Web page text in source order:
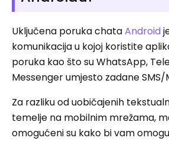
Uključena poruka chataAndroid
komunikacija u kojoj koristite
poruka kao što su WhatsApp,
Messenger umjesto zadane SMS/
Za razliku od uobičajenih
temelje na mobilnim mrežama,
omogućeni su kako bi vam